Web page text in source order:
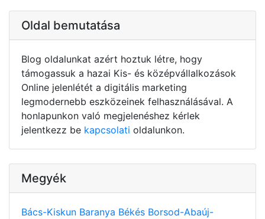
Oldal bemutatása
Blog oldalunkat azért hoztuk létre, hogy
támogassuk a hazai Kis- és középvállalkozások
Online jelenlétét a digitális marketing
legmodernebb eszközeinek felhasználásával. A
honlapunkon való megjelenéshez kérlek
jelentkezz be kapcsolati oldalunkon.
Megyék
Bács-Kiskun Baranya Békés Borsod-Abaúj-